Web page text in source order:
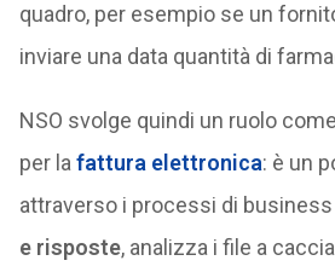
quadro, per esempio se un
inviare una data quantità di
NSO svolge quindi un ruolo
per la fattura elettronica: è un
attraverso i processi di business
e risposte, analizza i file a